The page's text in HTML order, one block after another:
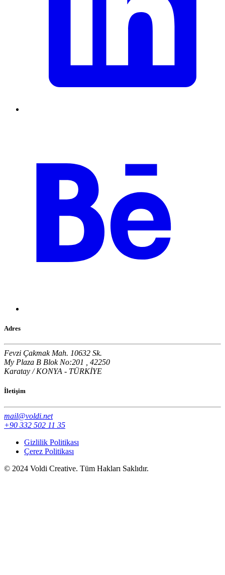
Adres
Fevzi Çakmak Mah. 10632 Sk.
My Plaza B Blok No:201 , 42250
Karatay / KONYA - TÜRKİYE
İletişim
mail@voldi.net
+90 332 502 11 35
Gizlilik Politikası
Çerez Politikası
© 2024 Voldi Creative. Tüm Hakları Saklıdır.